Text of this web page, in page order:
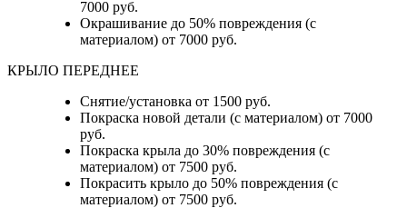
7000 руб.
Окрашивание до 50% повреждения (с
материалом) от 7000 руб.
КРЫЛО ПЕРЕДНЕЕ
Снятие/установка от 1500 руб.
Покраска новой детали (с материалом) от 7000
руб.
Покраска крыла до 30% повреждения (с
материалом) от 7500 руб.
Покрасить крыло до 50% повреждения (с
материалом) от 7500 руб.